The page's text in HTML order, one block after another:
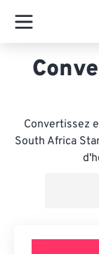
Convertissez
South Africa